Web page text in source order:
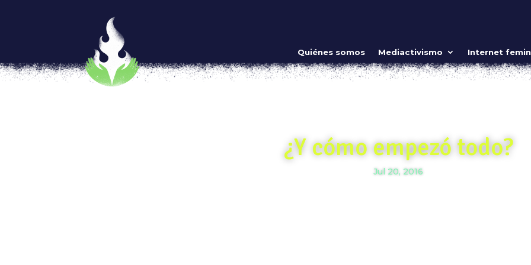
Quiénes somos Mediactivismo Internet
¿Y cómo empezó todo?
Jul 20, 2016